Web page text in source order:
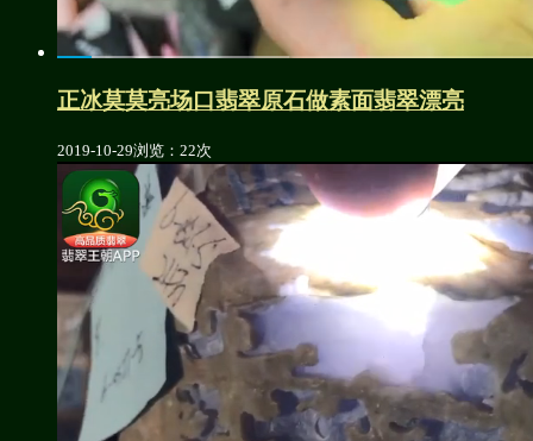
正冰莫莫亮场口翡翠原石做素面翡翠漂亮
2019-10-29浏览：22次